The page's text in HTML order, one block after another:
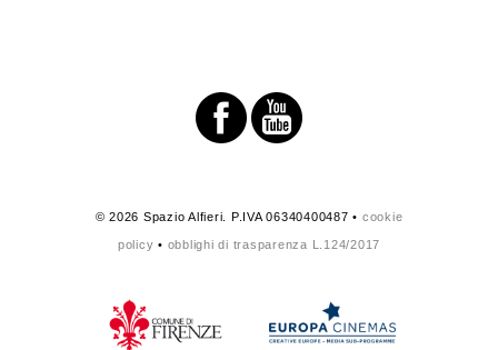
© 2026 Spazio Alfieri. P.IVA 06340400487 • cookie
policy • obblighi di trasparenza L.124/2017